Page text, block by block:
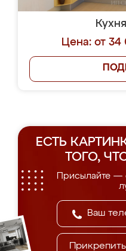
Цена: от 34
ЕСТЬ
ТОГО,
Присылайте —